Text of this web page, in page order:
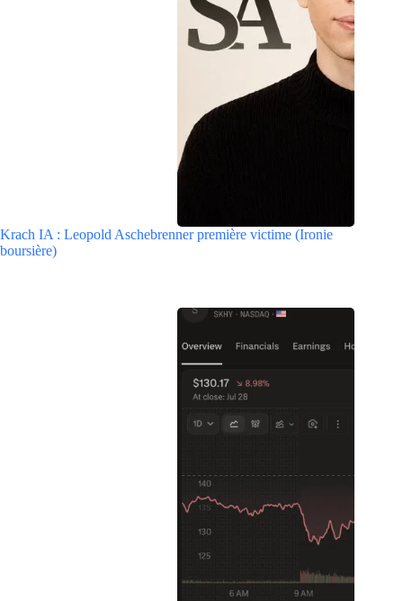
Krach IA : Leopold Aschebrenner première victime (Ironie
boursière)